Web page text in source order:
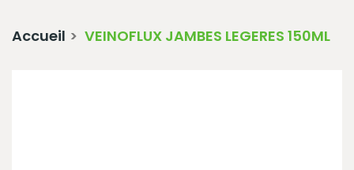
Accueil VEINOFLUX JAMBES LEGERES 150ML